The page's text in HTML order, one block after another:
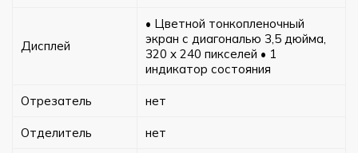
Дисплей
• Цветной тонкопленочный
экран с диагональю 3,5 дюйма,
320 x 240 пикселей • 1
индикатор состояния
Отрезатель нет
Отделитель нет